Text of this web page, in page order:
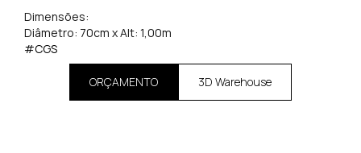
Dimensões:
Diâmetro: 70cm x Alt: 1,00m
#CGS
ORÇAMENTO 3D Warehouse